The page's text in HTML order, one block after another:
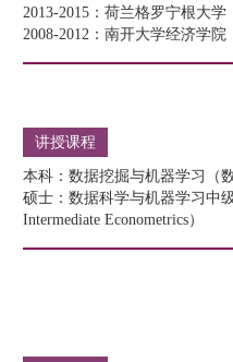
2013-2015：荷兰格罗宁根大
2008-2012：南开大学经济学院
讲授课程
本科：数据挖掘与机器学习（
硕士：数据科学与机器学习中
Intermediate Econometrics）